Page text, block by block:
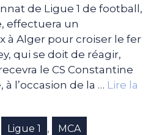
de Ligue 1 de football,
effectuera un
Alger pour croiser le fer
qui se doit de réagir,
le CS Constantine
l’occasion de la … Lire la
Ligue 1 , MCA